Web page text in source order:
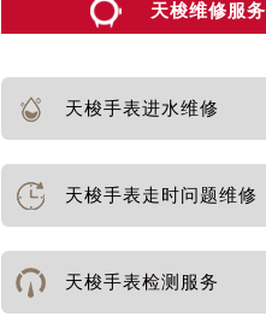
天梭维修服务
天梭手表进水维修
天梭手表走时问题维修
天梭手表检测服务